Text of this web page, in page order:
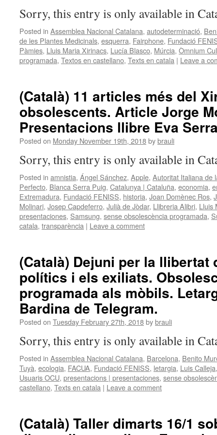
Sorry, this entry is only available in
Posted in Assemblea Nacional Catalana, autodeterminació,
de les Plantes Medicinals, esquerra, Fairphone, Fundació
Pàmies, Lluis Maria Xirinacs, Lucía Blasco, Múrcia, Òmnium
programada, Textos en castellano, Texts en catala | Leave a
(Català) 11 articles més del
obsolescents. Article Jorge
Presentacions llibre Eva
Posted on Monday November 19th, 2018bybrauli
Sorry, this entry is only available in
Posted in amnistia, Ángel Sánchez, Apple, Autoritat Italiana de
Perfecto, Blanca Serra Puig, Catalunya | Cataluña, economia,
Extremadura, Fundació FENISS, historia, Joan Domènec Ros,
Molinari, Josep Capdeferro, Julià de Jòdar, Llibreria Alibri, Lluis
presentaciones, Samsung, sense obsolescència programada,
catala, transparència | Leave a comment
(Català) Dejuni per la llibertat
polítics i els exiliats.
programada als mòbils.
Bardina de Telegram.
Posted on Tuesday February 27th, 2018bybrauli
Sorry, this entry is only available in
Posted in Assemblea Nacional Catalana, Barcelona, Benito
Tuyà, ecologia, FACUA, Fundació FENISS, letargia, Luis Calleja
Usuaris OCU, presentacions | presentaciones, sense
castellano, Texts en catala | Leave a comment
(Català) Taller dimarts 16/1